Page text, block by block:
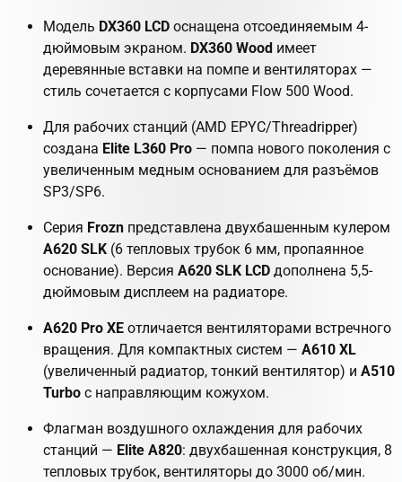
Модель DX360 LCD оснащена отсоединяемым 4-
дюймовым экраном. DX360 Wood имеет
деревянные вставки на помпе и вентиляторах —
стиль сочетается с корпусами Flow 500 Wood.
Для рабочих станций (AMD EPYC/Threadripper)
создана Elite L360 Pro — помпа нового поколения с
увеличенным медным основанием для разъёмов
SP3/SP6.
Серия Frozn представлена двухбашенным кулером
A620 SLK (6 тепловых трубок 6 мм, пропаянное
основание). Версия A620 SLK LCD дополнена 5,5-
дюймовым дисплеем на радиаторе.
A620 Pro XE отличается вентиляторами встречного
вращения. Для компактных систем — A610 XL
(увеличенный радиатор, тонкий вентилятор) и A510
Turbo с направляющим кожухом.
Флагман воздушного охлаждения для рабочих
станций — Elite A820: двухбашенная конструкция, 8
тепловых трубок, вентиляторы до 3000 об/мин.